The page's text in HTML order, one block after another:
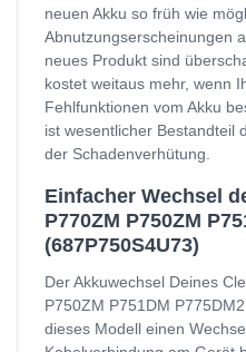
neuen Akku so früh wie
Abnutzungserscheinungen
neues Produkt sind
kostet weitaus mehr, wenn
Fehlfunktionen vom Akku
ist wesentlicher Bestandteil
der Schadenverhütung.
Einfacher Wechsel
P770ZM P750ZM
(687P750S4U73)
Der Akkuwechsel Deines
P750ZM P751DM
dieses Modell einen